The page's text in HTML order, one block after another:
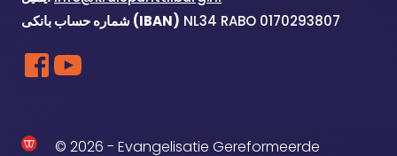
شماره حساب بانکی (IBAN) NL34 RABO 0170293807
© 2026 - Evangelisatie Gereformeerde